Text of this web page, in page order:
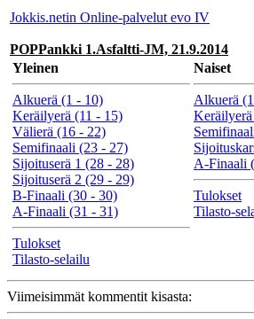
Jokkis.netin Online-palvelut evo IV
POPPankki 1.Asfaltti-JM, 21.9.2014
Yleinen
Alkuerä (1 - 10)
Keräilyerä (11 - 15)
Välierä (16 - 22)
Semifinaali (23 - 27)
Sijoituserä 1 (28 - 28)
Sijoituserä 2 (29 - 29)
B-Finaali (30 - 30)
A-Finaali (31 - 31)
Tulokset
Tilasto-selailu
Naiset
Alkuerä
A-Finaali
Tulokset
Tilasto-
Viimeisimmät kommentit kisasta: